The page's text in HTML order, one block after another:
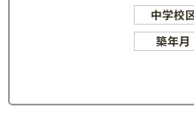
中学校
築年月